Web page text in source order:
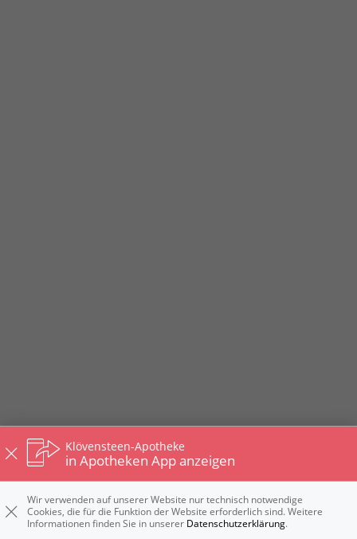
Klövensteen-Apotheke
in Apotheken App anzeigen
Wir verwenden auf unserer Website nur technisch notwendige
Cookies, die für die Funktion der Website erforderlich sind. Weitere
Informationen finden Sie in unserer Datenschutzerklärung.